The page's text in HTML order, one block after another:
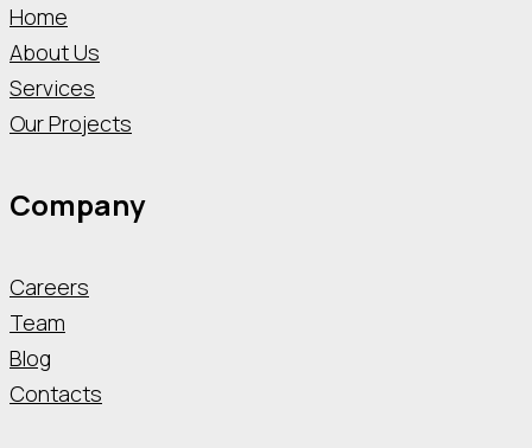
Home
About Us
Services
Our Projects
Company
Careers
Team
Blog
Contacts